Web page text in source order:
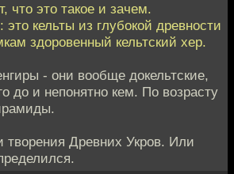
что это такое и зачем.
кельты из глубокой древности
здоровенный кельтский хер.
- они вообще докельтские,
до и непонятно кем. По возрасту
Древних Укров. Или